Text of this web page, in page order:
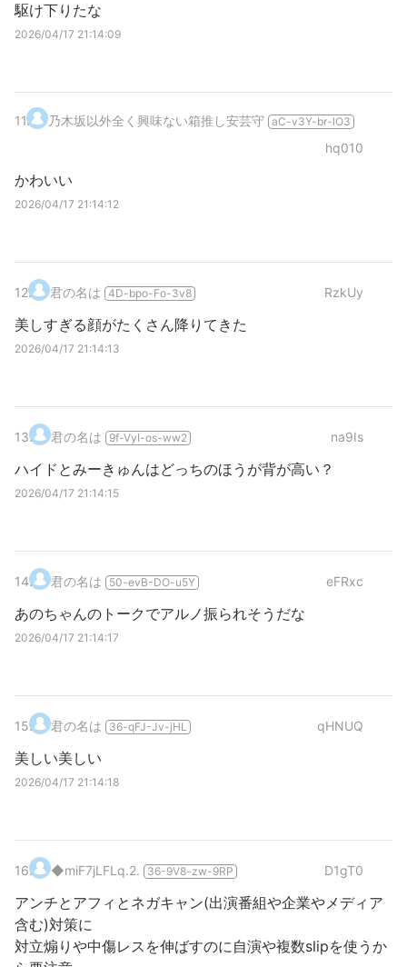
駆け下りたな
2026/04/17 21:14:09
11. 乃木坂以外全く興味ない箱推し安芸守 aC-v3Y-br-lO3
hq010
かわいい
2026/04/17 21:14:12
12. 君の名は 4D-bpo-Fo-3v8 RzkUy
美しすぎる顔がたくさん降りてきた
2026/04/17 21:14:13
13. 君の名は 9f-VyI-os-ww2 na9Is
ハイドとみーきゅんはどっちのほうが背が高い？
2026/04/17 21:14:15
14. 君の名は 50-evB-DO-u5Y eFRxc
あのちゃんのトークでアルノ振られそうだな
2026/04/17 21:14:17
15. 君の名は 36-qFJ-Jv-jHL qHNUQ
美しい美しい
2026/04/17 21:14:18
16. ◆miF7jLFLq.2. 36-9V8-zw-9RP D1gT0
アンチとアフィとネガキャン(出演番組や企業やメディア
含む)対策に
対立煽りや中傷レスを伸ばすのに自演や複数slipを使うか